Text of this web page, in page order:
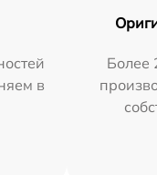
в
Более